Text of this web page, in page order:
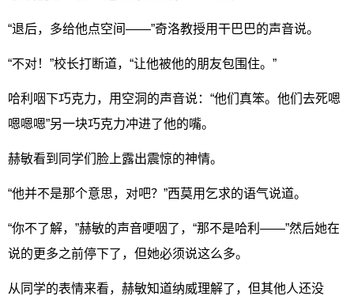
“退后，多给他点空间——”奇洛教授用干巴巴的声音说。
“不对！”校长打断道，“让他被他的朋友包围住。”
哈利咽下巧克力，用空洞的声音说：“他们真笨。他们去死嗯
嗯嗯嗯”另一块巧克力冲进了他的嘴。
赫敏看到同学们脸上露出震惊的神情。
“他并不是那个意思，对吧？”西莫用乞求的语气说道。
“你不了解，”赫敏的声音哽咽了，“那不是哈利——”然后她在
说的更多之前停下了，但她必须说这么多。
从同学的表情来看，赫敏知道纳威理解了，但其他人还没